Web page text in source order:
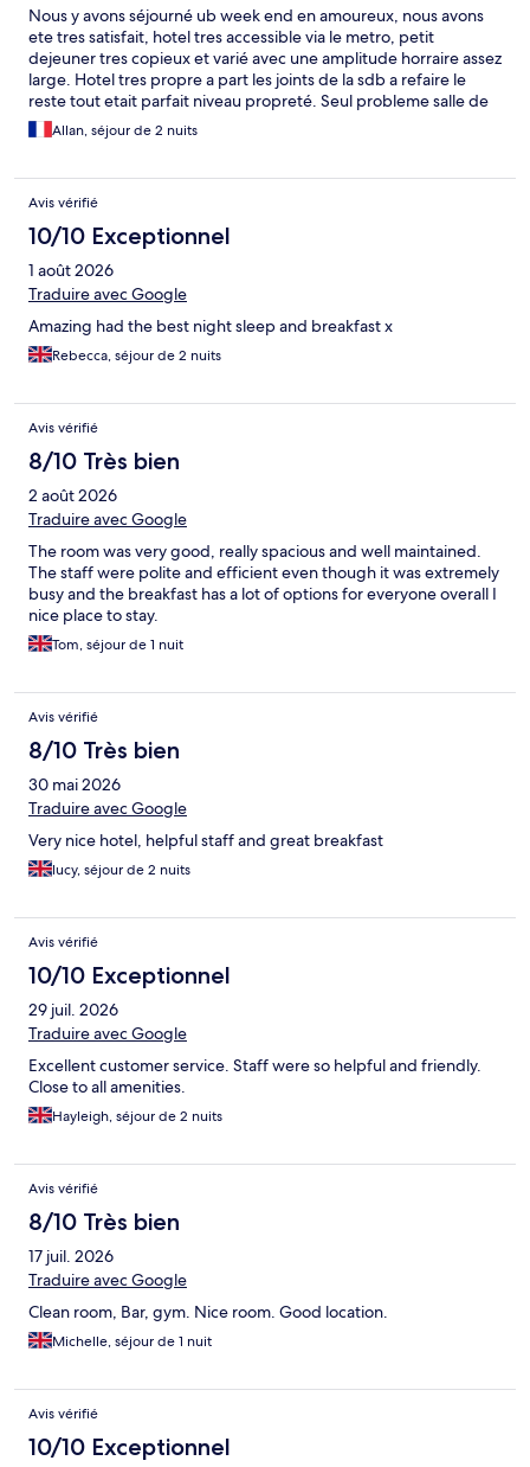
Nous y avons séjourné ub week end en amoureux, nous avons
ete tres satisfait, hotel tres accessible via le metro, petit
dejeuner tres copieux et varié avec une amplitude horraire assez
large. Hotel tres propre a part les joints de la sdb a refaire le
reste tout etait parfait niveau propreté. Seul probleme salle de
sport collé a ma chambre un voyageur s'est mis a sprinter sur le
tapis de course a 6h du matin ce qui a légèrement gaché une
Allan, séjour de 2 nuits
Avis vérifié
10/10 Exceptionnel
1 août 2026
Traduire avec Google
Amazing had the best night sleep and breakfast x
Rebecca, séjour de 2 nuits
Avis vérifié
8/10 Très bien
2 août 2026
Traduire avec Google
The room was very good, really spacious and well maintained.
The staff were polite and efficient even though it was extremely
busy and the breakfast has a lot of options for everyone overall I
nice place to stay.
Tom, séjour de 1 nuit
Avis vérifié
8/10 Très bien
30 mai 2026
Traduire avec Google
Very nice hotel, helpful staff and great breakfast
lucy, séjour de 2 nuits
Avis vérifié
10/10 Exceptionnel
29 juil. 2026
Traduire avec Google
Excellent customer service. Staff were so helpful and friendly.
Close to all amenities.
Hayleigh, séjour de 2 nuits
Avis vérifié
8/10 Très bien
17 juil. 2026
Traduire avec Google
Clean room, Bar, gym. Nice room. Good location.
Michelle, séjour de 1 nuit
Avis vérifié
10/10 Exceptionnel